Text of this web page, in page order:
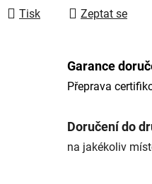
Tisk Zeptat se
Garance
Přeprava
Doručení do
na jakékoliv